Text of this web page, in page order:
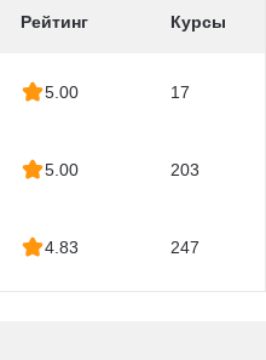
Рейтинг Курсы
5.00 17
5.00 203
4.83 247